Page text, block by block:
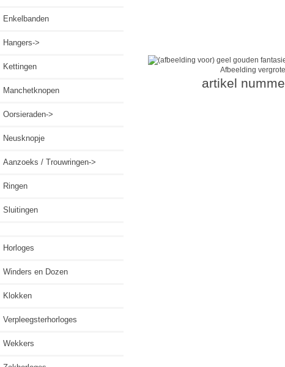
Enkelbanden
Hangers->
Kettingen
Manchetknopen
Oorsieraden->
Neusknopje
Aanzoeks / Trouwringen->
Ringen
Sluitingen
Horloges
Winders en Dozen
Klokken
Verpleegsterhorloges
Wekkers
Afbeelding
artikel